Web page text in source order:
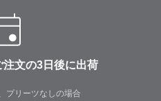
注文の3日後に出荷
プリーツなしの場合